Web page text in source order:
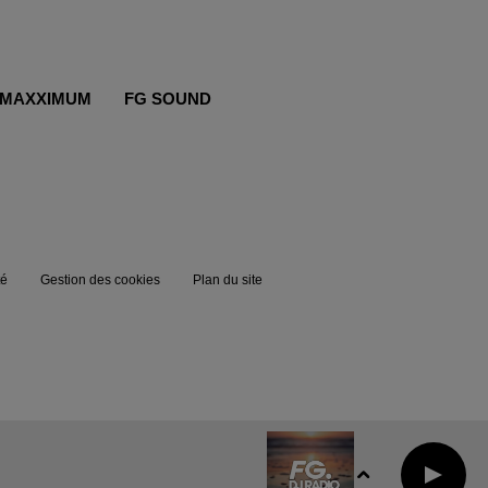
MAXXIMUM FG SOUND
Gestion des cookies Plan du site